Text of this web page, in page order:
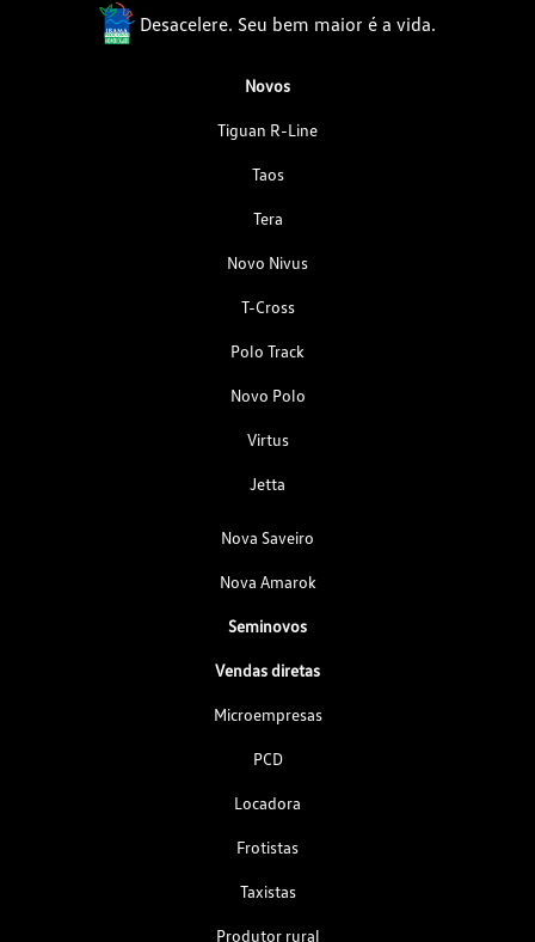
Desacelere. Seu bem maior é a vida.
Novos
Tiguan R-Line
Taos
Tera
Novo Nivus
T-Cross
Polo Track
Novo Polo
Virtus
Jetta
Nova Saveiro
Nova Amarok
Seminovos
Vendas diretas
Microempresas
PCD
Locadora
Frotistas
Taxistas
Produtor rural